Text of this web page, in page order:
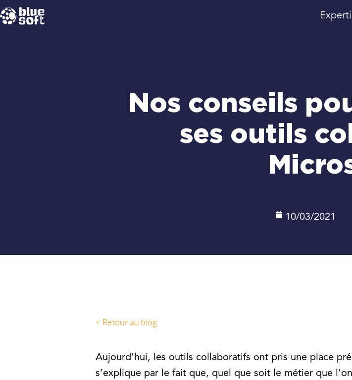
Passer
au
Nos conseils
ses outils
10/03/2021
< Retour au blog
Aujourd’hui, les outils collaboratifs ont pris une place
s’explique par le fait que, quel que soit le métier que